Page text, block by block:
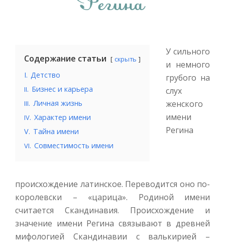
Содержание статьи скрыть
I. Детство
II. Бизнес и карьера
III. Личная жизнь
IV. Характер имени
V. Тайна имени
VI. Совместимость имени
У сильного
и немного
грубого на
слух
женского
имени
Регина
происхождение латинское. Переводится оно по-
королевски – «царица». Родиной имени
считается Скандинавия. Происхождение и
значение имени Регина связывают в древней
мифологией Скандинавии с валькирией –